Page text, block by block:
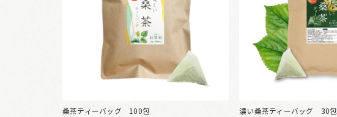
桑茶ティーバッグ 100包 濃い桑茶ティーバッグ 30包